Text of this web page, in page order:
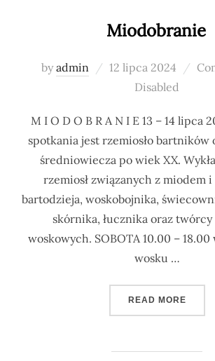
Miodobranie
byadmin
Posted
12 lipca 2024
Disabled
M I O D O B R A N I E 13 – 14 lipca
spotkania jest rzemiosło bartników
średniowiecza po wiek XX.
rzemiosł związanych z miodem
bartodzieja, woskobojnika,
skórnika, łucznika oraz
woskowych. SOBOTA 10.00 –
wosku …
READ MORE